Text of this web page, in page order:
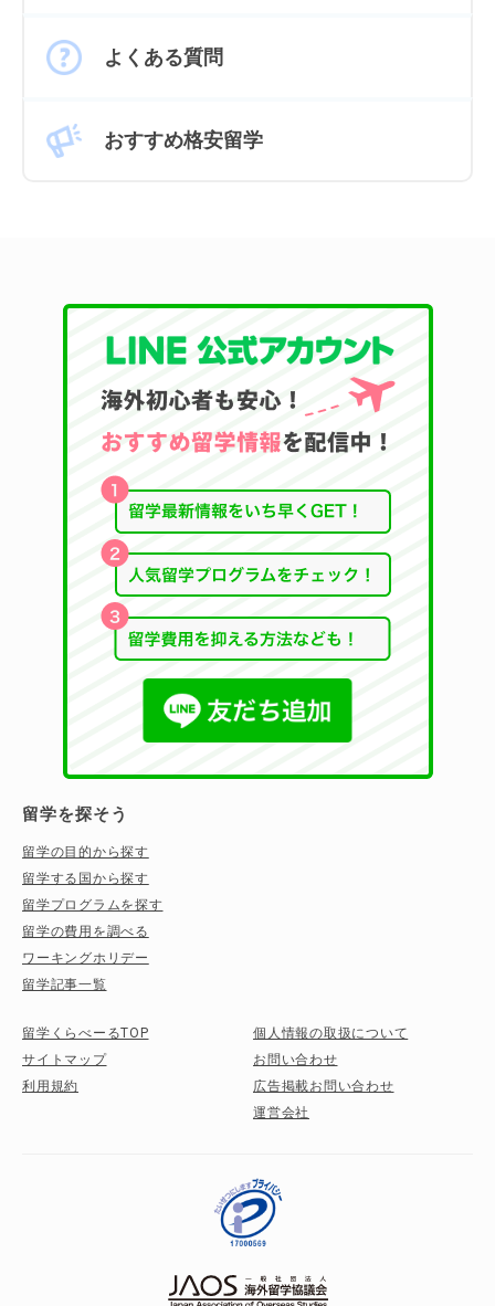
よくある質問
おすすめ格安留学
留学を探そう
留学の目的から探す
留学する国から探す
留学プログラムを探す
留学の費用を調べる
ワーキングホリデー
留学記事一覧
留学くらべーるTOP
サイトマップ
利用規約
個人情報の取扱について
お問い合わせ
広告掲載お問い合わせ
運営会社